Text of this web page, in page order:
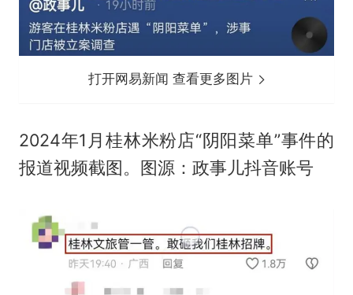
打开网易新闻 查看更多图片
2024年1月桂林米粉店“阴阳菜单”事件的
报道视频截图。图源：政事儿抖音账号